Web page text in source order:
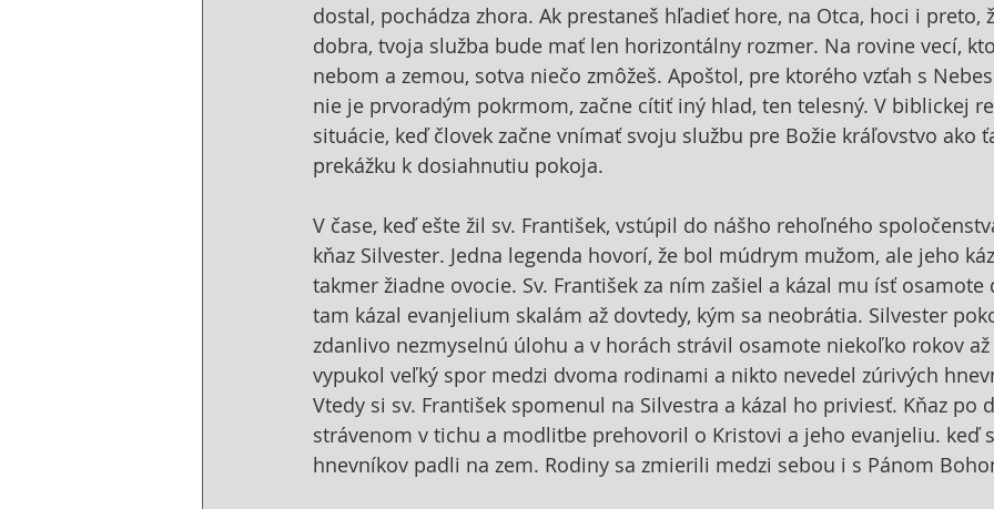
dostal, pochádza zhora. Ak prestaneš hľadieť hore, na Otca, hoci i preto,
dobra, tvoja služba bude mať len horizontálny rozmer. Na rovine vecí,
nebom a zemou, sotva niečo zmôžeš. Apoštol, pre ktorého vzťah s
nie je prvoradým pokrmom, začne cítiť iný hlad, ten telesný. V biblickej
situácie, keď človek začne vnímať svoju službu pre Božie kráľovstvo ako
prekážku k dosiahnutiu pokoja.
V čase, keď ešte žil sv. František, vstúpil do nášho rehoľného
kňaz Silvester. Jedna legenda hovorí, že bol múdrym mužom, ale jeho
takmer žiadne ovocie. Sv. František za ním zašiel a kázal mu ísť osamote
tam kázal evanjelium skalám až dovtedy, kým sa neobrátia. Silvester
zdanlivo nezmyselnú úlohu a v horách strávil osamote niekoľko rokov
vypukol veľký spor medzi dvoma rodinami a nikto nevedel zúrivých
Vtedy si sv. František spomenul na Silvestra a kázal ho priviesť. Kňaz po
strávenom v tichu a modlitbe prehovoril o Kristovi a jeho evanjeliu. keď
hnevníkov padli na zem. Rodiny sa zmierili medzi sebou i s Pánom